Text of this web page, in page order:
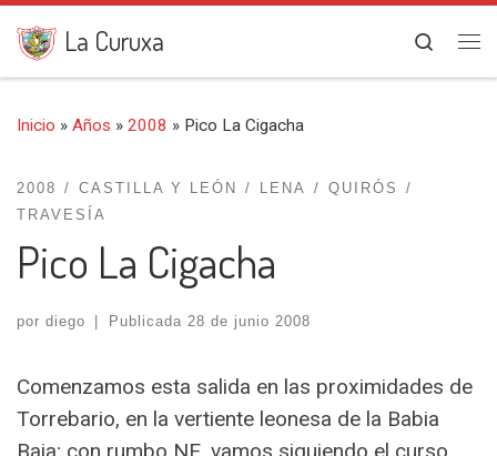
Saltar al contenido
La Curuxa
Search
Inicio » Años » 2008 » Pico La Cigacha
2008 CASTILLA Y LEÓN LENA
QUIRÓS
TRAVESÍA
Pico La Cigacha
por diego Publicada 28 de junio 2008
Comenzamos esta salida en las proximidades de
Torrebario, en la vertiente leonesa de la Babia
Baja; con rumbo NE. vamos siguiendo el curso